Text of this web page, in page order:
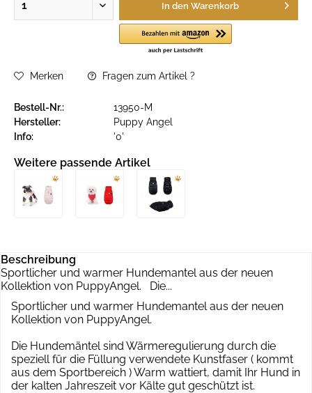
In den Warenkorb
Merken Fragen zum Artikel ?
Bestell-Nr.:
13950-M
Hersteller:
Puppy Angel
Info:
'0'
Weitere passende Artikel
Beschreibung
Sportlicher und warmer Hundemantel aus der neuen
Kollektion von PuppyAngel. Die...
Sportlicher und warmer Hundemantel aus der neuen
Kollektion von PuppyAngel.
Die Hundemäntel sind Wärmeregulierung durch die
speziell für die Füllung verwendete Kunstfaser ( kommt
aus dem Sportbereich ) Warm wattiert, damit Ihr Hund in
der kalten Jahreszeit vor Kälte gut geschützt ist.